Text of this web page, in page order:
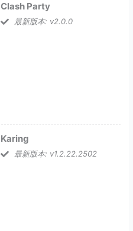
Clash Party
最新版本: v2.0.0
Karing
最新版本: v1.2.22.2502